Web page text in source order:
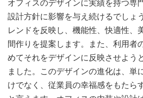
オフィスのデザインに実績を持つ専
設計方針に影響を与え続けるでしょ
レンドを反映し、機能性、快適性、
間作りを提案します。また、利用者
めてそれをデザインに反映させよう
ました。このデザインの進化は、単
けでなく、従業員の幸福感をもたら